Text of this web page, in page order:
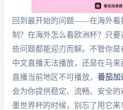
回到最开始的问题——在海外看
制？在海外怎么看欧洲杯？只要
些问题都能迎刃而解。不管你
中文直播无法播放，还是在马
直播当前地区不可播放， 番茄加
会为你提供稳定、流畅、安全的
墨世界杯的时候，别忘了用它